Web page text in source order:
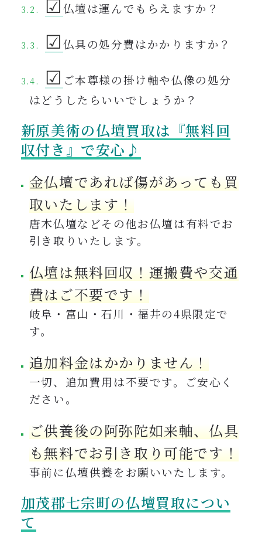
仏壇は運んでもらえますか？
☑︎仏具の処分費はかかりますか？
☑︎ ご本尊様の掛け軸や仏像の処分
はどうしたらいいでしょうか？
新原美術の仏壇買取は『無料回
収付き』で安心♪
金仏壇であれば傷があっても買
取いたします！
唐木仏壇などその他お仏壇は有料でお
引き取りいたします。
仏壇は無料回収！運搬費や交通
費はご不要です！
岐阜・富山・石川・福井の4県限定で
す。
追加料金はかかりません！
一切、追加費用は不要です。ご安心く
ださい。
ご供養後の阿弥陀如来軸、仏具
も無料でお引き取り可能です！
事前に仏壇供養をお願いいたします。
加茂郡七宗町の仏壇買取につい
て